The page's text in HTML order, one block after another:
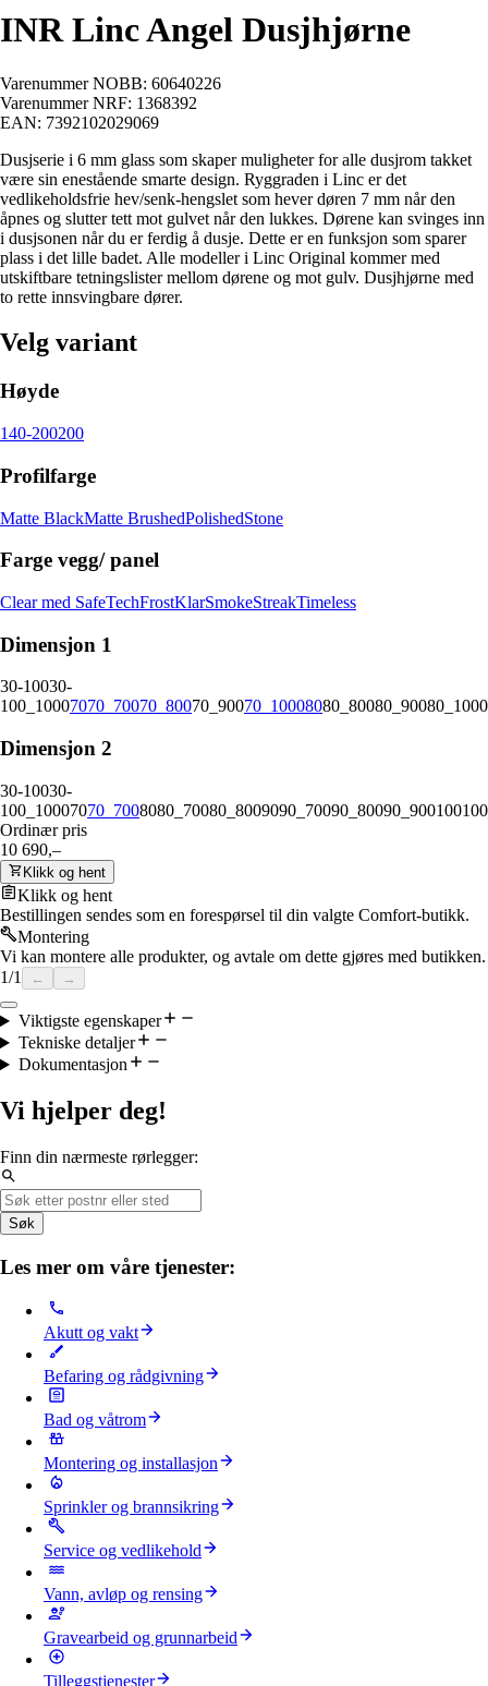
INR Linc Angel Dusjhjørne
Varenummer NOBB: 60640226
Varenummer NRF: 1368392
EAN: 7392102029069
Dusjserie i 6 mm glass som skaper muligheter for alle dusjrom takket
være sin enestående smarte design. Ryggraden i Linc er det
vedlikeholdsfrie hev/senk-hengslet som hever døren 7 mm når den
åpnes og slutter tett mot gulvet når den lukkes. Dørene kan svinges inn
i dusjsonen når du er ferdig å dusje. Dette er en funksjon som sparer
plass i det lille badet. Alle modeller i Linc Original kommer med
utskiftbare tetningslister mellom dørene og mot gulv. Dusjhjørne med
to rette innsvingbare dører.
Velg variant
Høyde
140-200200
Profilfarge
Matte BlackMatte BrushedPolishedStone
Farge vegg/ panel
Clear med SafeTechFrostKlarSmokeStreakTimeless
Dimensjon 1
30-10030-
100_10007070_70070_80070_90070_10008080_80080_90080_1000
Dimensjon 2
30-10030-
100_10007070_7008080_70080_8009090_70090_80090_900100
Ordinær pris
10 690,–
Klikk og hent
Klikk og hent
Bestillingen sendes som en forespørsel til din valgte Comfort-butikk.
Montering
Vi kan montere alle produkter, og avtale om dette gjøres med butikken.
1/1 ← →
Viktigste egenskaper
Tekniske detaljer
Dokumentasjon
Vi hjelper deg!
Finn din nærmeste rørlegger:
Søk
Les mer om våre tjenester:
Akutt og vakt
Befaring og rådgivning
Bad og våtrom
Montering og installasjon
Sprinkler og brannsikring
Service og vedlikehold
Vann, avløp og rensing
Gravearbeid og grunnarbeid
Tilleggstjenester